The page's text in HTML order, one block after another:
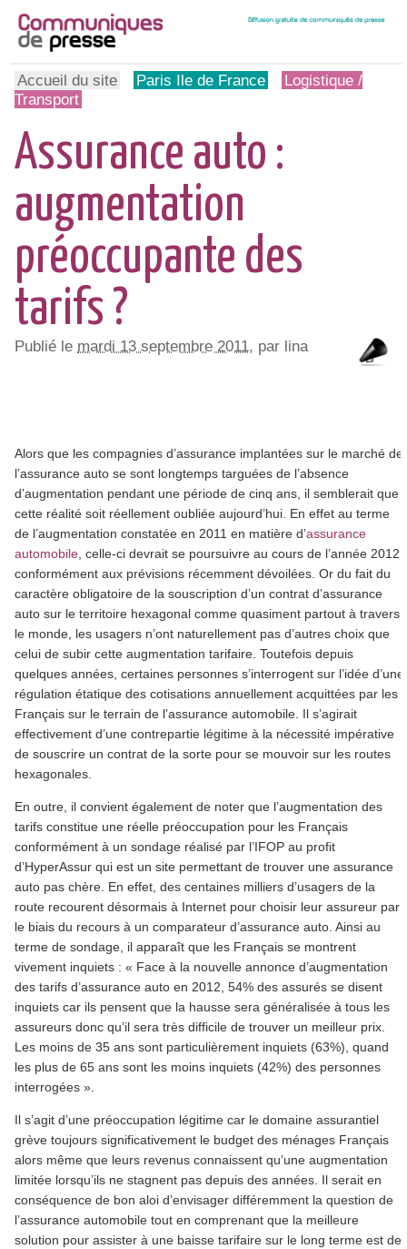
Accueil du site Paris Ile de France
Logistique /
Transport
Assurance auto :
augmentation
préoccupante des
tarifs ?
Publié le mardi 13 septembre 2011, par lina
Alors que les compagnies d’assurance implantées sur le marché de
l’assurance auto se sont longtemps targuées de l’absence
d’augmentation pendant une période de cinq ans, il semblerait que
cette réalité soit réellement oubliée aujourd’hui. En effet au terme
de l’augmentation constatée en 2011 en matière d’assurance
automobile , celle-ci devrait se poursuivre au cours de l’année 2012
conformément aux prévisions récemment dévoilées. Or du fait du
caractère obligatoire de la souscription d’un contrat d’assurance
auto sur le territoire hexagonal comme quasiment partout à travers
le monde, les usagers n’ont naturellement pas d’autres choix que
celui de subir cette augmentation tarifaire. Toutefois depuis
quelques années, certaines personnes s’interrogent sur l’idée d’une
régulation étatique des cotisations annuellement acquittées par les
Français sur le terrain de l’assurance automobile. Il s’agirait
effectivement d’une contrepartie légitime à la nécessité impérative
de souscrire un contrat de la sorte pour se mouvoir sur les routes
hexagonales.
En outre, il convient également de noter que l’augmentation des
tarifs constitue une réelle préoccupation pour les Français
conformément à un sondage réalisé par l’IFOP au profit
d’HyperAssur qui est un site permettant de trouver une assurance
auto pas chère. En effet, des centaines milliers d’usagers de la
route recourent désormais à Internet pour choisir leur assureur par
le biais du recours à un comparateur d’assurance auto. Ainsi au
terme de sondage, il apparaît que les Français se montrent
vivement inquiets : « Face à la nouvelle annonce d’augmentation
des tarifs d’assurance auto en 2012, 54% des assurés se disent
inquiets car ils pensent que la hausse sera généralisée à tous les
assureurs donc qu’il sera très difficile de trouver un meilleur prix.
Les moins de 35 ans sont particulièrement inquiets (63%), quand
les plus de 65 ans sont les moins inquiets (42%) des personnes
interrogées ».
Il s’agit d’une préoccupation légitime car le domaine assurantiel
grève toujours significativement le budget des ménages Français
alors même que leurs revenus connaissent qu’une augmentation
limitée lorsqu’ils ne stagnent pas depuis des années. Il serait en
conséquence de bon aloi d’envisager différemment la question de
l’assurance automobile tout en comprenant que la meilleure
solution pour assister à une baisse tarifaire sur le long terme est de